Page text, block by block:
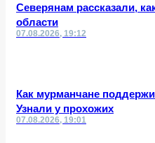
Северянам рассказали,
области
07.08.2026, 19:12
Как мурманчане
Узнали у прохожих
07.08.2026, 19:01